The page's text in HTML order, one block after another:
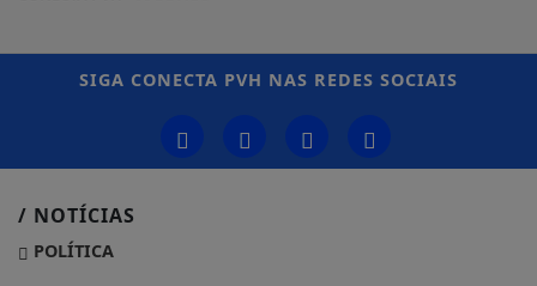
SIGA CONECTA PVH NAS REDES SOCIAIS
/ NOTÍCIAS
POLÍTICA